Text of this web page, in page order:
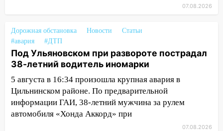
На проспекте Гая в Ульяновске
50-метровом участке
14:22 В Новом городе 8 августа пройдет
большой фестиваль «Наше время» с
мотофристайлом и концертом
«Мураками»
14:04 Жару смоет ливнями: прогноз
погоды в Ульяновской области на
выходные 8-9 августа
07.08.2026
Дорожная обстановка Новости
Статьи
#авария
#ДТП
Под Ульяновском при развороте пострадал
38-летний водитель иномарки
5 августа в 16:34 произошла крупная авария в
Цильнинском районе. По предварительной
информации ГАИ, 38-летний мужчина за рулем
автомобиля «Хонда Аккорд» при
07.08.2026